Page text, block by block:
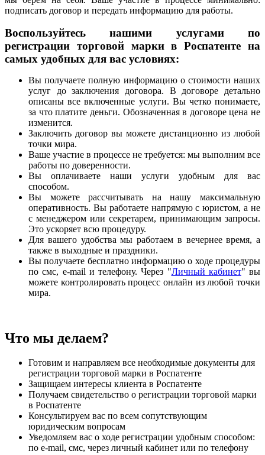
подписать договор и передать информацию для работы.
Воспользуйтесь нашими услугами по
регистрации торговой марки в Роспатенте на
самых удобных для вас условиях:
Вы получаете полную информацию о стоимости наших
услуг до заключения договора. В договоре детально
описаны все включенные услуги. Вы четко понимаете,
за что платите деньги. Обозначенная в договоре цена не
изменится.
Заключить договор вы можете дистанционно из любой
точки мира.
Ваше участие в процессе не требуется: мы выполним все
работы по доверенности.
Вы оплачиваете наши услуги удобным для вас
способом.
Вы можете рассчитывать на нашу максимальную
оперативность. Вы работаете напрямую с юристом, а не
с менеджером или секретарем, принимающим запросы.
Это ускоряет всю процедуру.
Для вашего удобства мы работаем в вечернее время, а
также в выходные и праздники.
Вы получаете бесплатно информацию о ходе процедуры
по смс, e-mail и телефону. Через "Личный кабинет" вы
можете контролировать процесс онлайн из любой точки
мира.
Что мы делаем?
Готовим и направляем все необходимые документы для
регистрации торговой марки в Роспатенте
Защищаем интересы клиента в Роспатенте
Получаем свидетельство о регистрации торговой марки
в Роспатенте
Консультируем вас по всем сопутствующим
юридическим вопросам
Уведомляем вас о ходе регистрации удобным способом:
по e-mail, смс, через личный кабинет или по телефону